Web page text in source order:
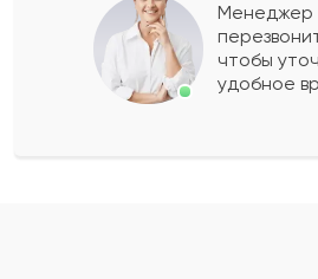
Егор
Менеджер
чтобы
удобное